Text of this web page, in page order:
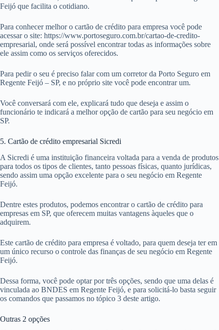
Feijó que facilita o cotidiano.
Para conhecer melhor o cartão de crédito para empresa você pode
acessar o site: https://www.portoseguro.com.br/cartao-de-credito-
empresarial, onde será possível encontrar todas as informações sobre
ele assim como os serviços oferecidos.
Para pedir o seu é preciso falar com um corretor da Porto Seguro em
Regente Feijó – SP, e no próprio site você pode encontrar um.
Você conversará com ele, explicará tudo que deseja e assim o
funcionário te indicará a melhor opção de cartão para seu negócio em
SP.
5. Cartão de crédito empresarial Sicredi
A Sicredi é uma instituição financeira voltada para a venda de produtos
para todos os tipos de clientes, tanto pessoas físicas, quanto jurídicas,
sendo assim uma opção excelente para o seu negócio em Regente
Feijó.
Dentre estes produtos, podemos encontrar o cartão de crédito para
empresas em SP, que oferecem muitas vantagens àqueles que o
adquirem.
Este cartão de crédito para empresa é voltado, para quem deseja ter em
um único recurso o controle das finanças de seu negócio em Regente
Feijó.
Dessa forma, você pode optar por três opções, sendo que uma delas é
vinculada ao BNDES em Regente Feijó, e para solicitá-lo basta seguir
os comandos que passamos no tópico 3 deste artigo.
Outras 2 opções